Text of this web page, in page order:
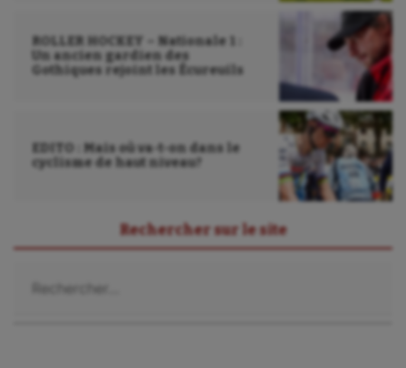
Haltérophilie
Handisport
Jeux Olympiques et Paralympiques
Korfbal
Moto
ROLLER HOCKEY – Nationale 1 :
Un ancien gardien des
Gothiques rejoint les Écureuils
EDITO : Mais où va-t-on dans le
cyclisme de haut niveau?
Rechercher sur le site